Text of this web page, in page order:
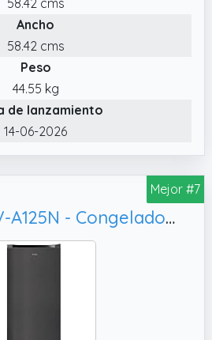
Ancho
58.42 cms
Peso
44.55 kg
de lanzamiento
14-06-2026
Mejor #7
INFINITON CV-A125N - Congelador Vertical, Negro